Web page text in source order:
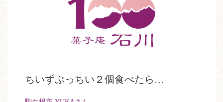
ちいずぷっちい２個食べたら…